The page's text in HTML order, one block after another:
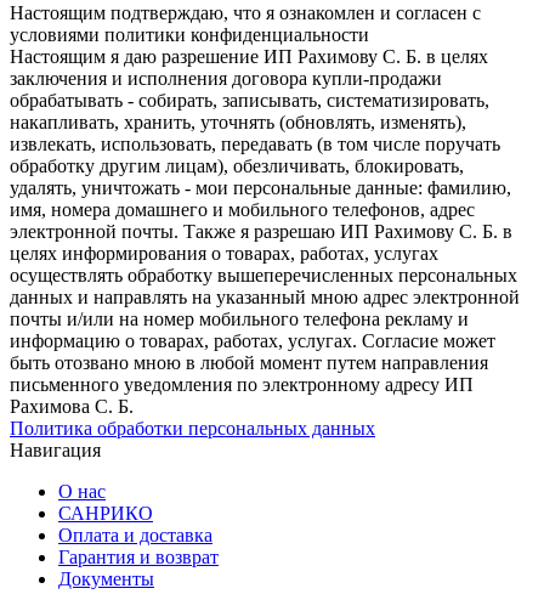
Настоящим подтверждаю, что я ознакомлен и согласен с
условиями политики конфиденциальности
Настоящим я даю разрешение ИП Рахимову С. Б. в целях
заключения и исполнения договора купли-продажи
обрабатывать - собирать, записывать, систематизировать,
накапливать, хранить, уточнять (обновлять, изменять),
извлекать, использовать, передавать (в том числе поручать
обработку другим лицам), обезличивать, блокировать,
удалять, уничтожать - мои персональные данные: фамилию,
имя, номера домашнего и мобильного телефонов, адрес
электронной почты. Также я разрешаю ИП Рахимову С. Б. в
целях информирования о товарах, работах, услугах
осуществлять обработку вышеперечисленных персональных
данных и направлять на указанный мною адрес электронной
почты и/или на номер мобильного телефона рекламу и
информацию о товарах, работах, услугах. Согласие может
быть отозвано мною в любой момент путем направления
письменного уведомления по электронному адресу ИП
Рахимова С. Б.
Политика обработки персональных данных
Навигация
О нас
САНРИКО
Оплата и доставка
Гарантия и возврат
Документы